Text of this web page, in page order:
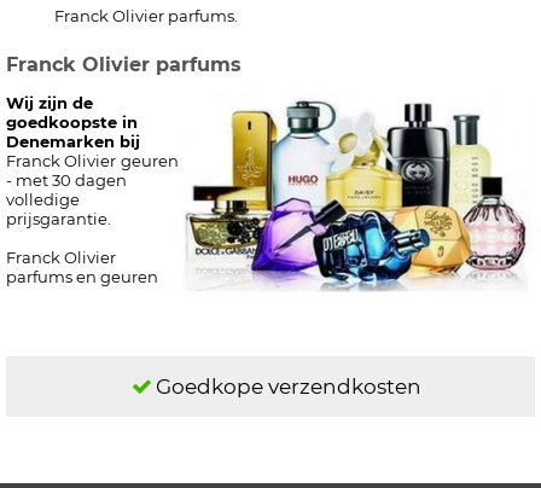
Franck Olivier parfums.
Franck Olivier parfums
Wij zijn de
goedkoopste in
Denemarken bij
Franck Olivier geuren
- met 30 dagen
volledige
prijsgarantie.
Franck Olivier
parfums en geuren
Goedkope verzendkosten